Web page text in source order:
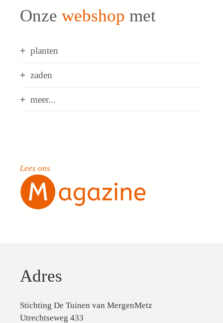
Onze webshop met
planten
zaden
meer...
Lees ons
Adres
Stichting De Tuinen van MergenMetz
Utrechtseweg 433